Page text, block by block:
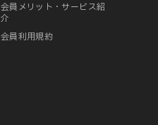
会員メリット・サービス紹
介
会員利用規約